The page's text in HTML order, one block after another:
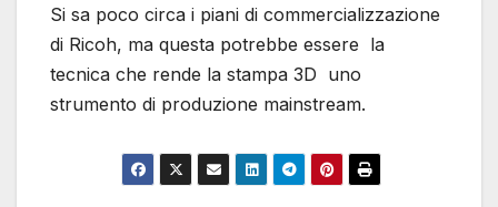
Si sa poco circa i piani di commercializzazione
di Ricoh, ma questa potrebbe essere la
tecnica che rende la stampa 3D uno
strumento di produzione mainstream.